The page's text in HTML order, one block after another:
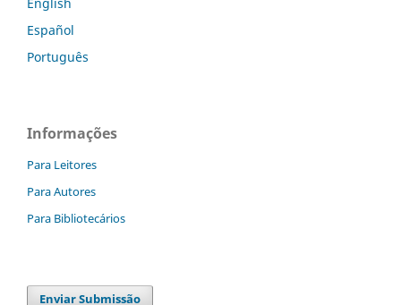
Español
Português
Informações
Para Leitores
Para Autores
Para Bibliotecários
Enviar Submissão